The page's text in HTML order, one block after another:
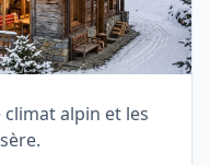
alpin et les